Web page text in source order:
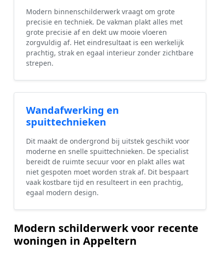
Modern binnenschilderwerk vraagt om grote
precisie en techniek. De vakman plakt alles met
grote precisie af en dekt uw mooie vloeren
zorgvuldig af. Het eindresultaat is een werkelijk
prachtig, strak en egaal interieur zonder zichtbare
strepen.
Wandafwerking en
spuittechnieken
Dit maakt de ondergrond bij uitstek geschikt voor
moderne en snelle spuittechnieken. De specialist
bereidt de ruimte secuur voor en plakt alles wat
niet gespoten moet worden strak af. Dit bespaart
vaak kostbare tijd en resulteert in een prachtig,
egaal modern design.
Modern schilderwerk voor recente
woningen in Appeltern